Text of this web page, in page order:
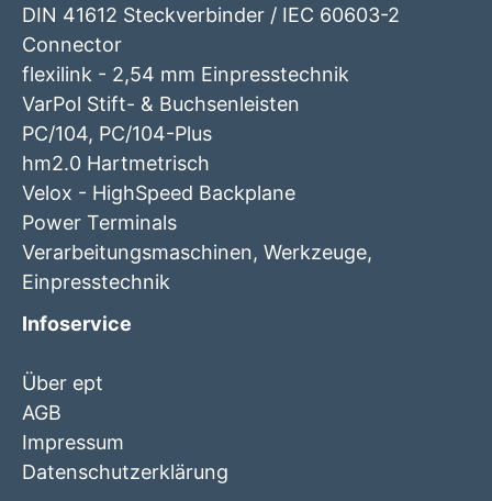
DIN 41612 Steckverbinder / IEC 60603-2
Connector
flexilink - 2,54 mm Einpresstechnik
VarPol Stift- & Buchsenleisten
PC/104, PC/104-Plus
hm2.0 Hartmetrisch
Velox - HighSpeed Backplane
Power Terminals
Verarbeitungsmaschinen, Werkzeuge,
Einpresstechnik
Infoservice
Über ept
AGB
Impressum
Datenschutzerklärung